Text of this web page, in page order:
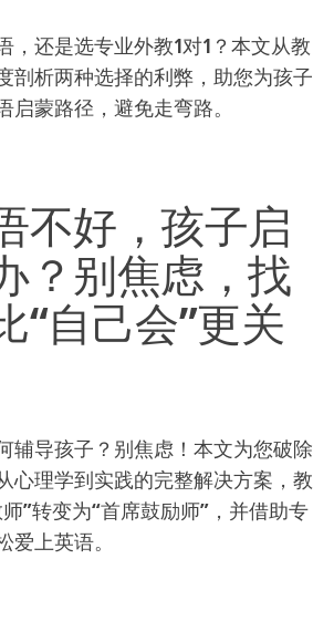
，还是选专业外教1对1？本文从教
剖析两种选择的利弊，助您为孩子
启蒙路径，避免走弯路。
不好，孩子启
？别焦虑，找
“自己会”更关
辅导孩子？别焦虑！本文为您破除
心理学到实践的完整解决方案，教
”转变为“首席鼓励师”，并借助专
爱上英语。